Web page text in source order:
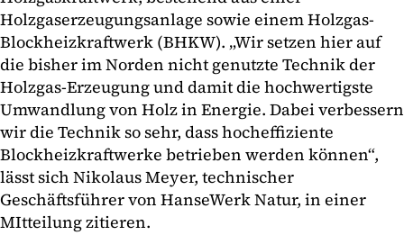
Holzgaserzeugungsanlage sowie einem Holzgas-
Blockheizkraftwerk (BHKW). „Wir setzen hier auf
die bisher im Norden nicht genutzte Technik der
Holzgas-Erzeugung und damit die hochwertigste
Umwandlung von Holz in Energie. Dabei verbessern
wir die Technik so sehr, dass hocheffiziente
Blockheizkraftwerke betrieben werden können“,
lässt sich Nikolaus Meyer, technischer
Geschäftsführer von HanseWerk Natur, in einer
MItteilung zitieren.